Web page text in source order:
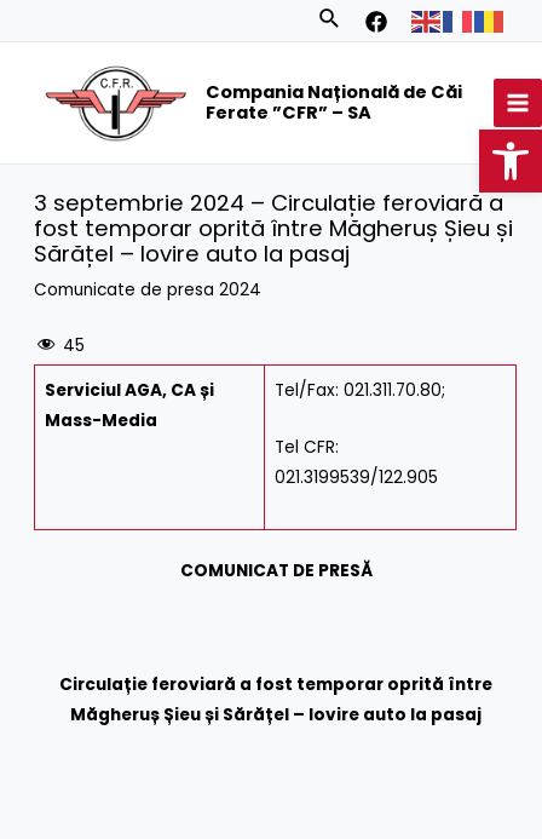
Search
Compania Națională de Căi
Ferate ”CFR” – SA
3 septembrie 2024 – Circulație feroviară a
fost temporar oprită între Măgheruș Șieu și
Sărățel – lovire auto la pasaj
Comunicate de presa 2024
45
Serviciul AGA, CA și
Mass-Media
Tel/Fax: 021.311.70.80;
Tel CFR:
021.3199539/122.905
COMUNICAT DE PRESĂ
Circulație feroviară a fost temporar oprită între
Măgheruș Șieu și Sărățel – lovire auto la pasaj